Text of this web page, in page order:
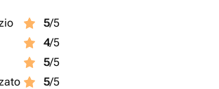
5/5
4/5
5/5
5/5